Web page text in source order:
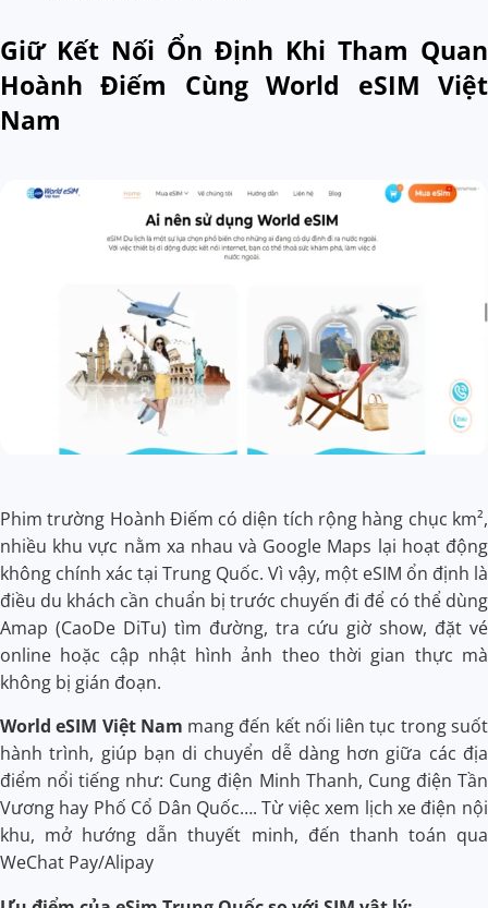
Giữ Kết Nối Ổn Định Khi Tham Quan
Hoành Điếm Cùng World eSIM Việt
Nam
Phim trường Hoành Điếm có diện tích rộng hàng chục km²,
nhiều khu vực nằm xa nhau và Google Maps lại hoạt động
không chính xác tại Trung Quốc. Vì vậy, một eSIM ổn định là
điều du khách cần chuẩn bị trước chuyến đi để có thể dùng
Amap (CaoDe DiTu) tìm đường, tra cứu giờ show, đặt vé
online hoặc cập nhật hình ảnh theo thời gian thực mà
không bị gián đoạn.
World eSIM Việt Nam mang đến kết nối liên tục trong suốt
hành trình, giúp bạn di chuyển dễ dàng hơn giữa các địa
điểm nổi tiếng như: Cung điện Minh Thanh, Cung điện Tần
Vương hay Phố Cổ Dân Quốc…. Từ việc xem lịch xe điện nội
khu, mở hướng dẫn thuyết minh, đến thanh toán qua
WeChat Pay/Alipay